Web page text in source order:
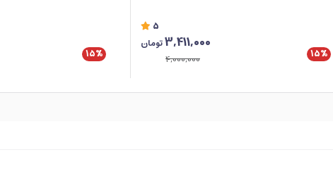
5
15%
3,411,000تومان
4,000,000
15%